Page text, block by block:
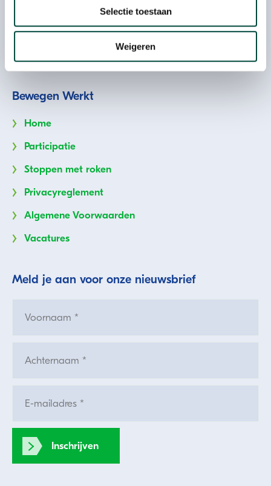
Selectie toestaan
Weigeren
Volg ons
Bewegen Werkt
Home
Participatie
Stoppen met roken
Privacyreglement
Algemene Voorwaarden
Vacatures
Meld je aan voor onze nieuwsbrief
Inschrijven